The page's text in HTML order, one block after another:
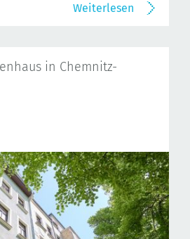
Weiterlesen
in Chemnitz-